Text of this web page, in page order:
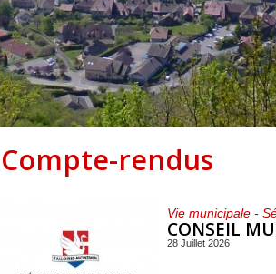
Centre de loisirs et
périscolaire
Mercredis
Vacances
Subventions
Compte-rendus
Vie municipale -
CONSEIL
28 Juillet 2026